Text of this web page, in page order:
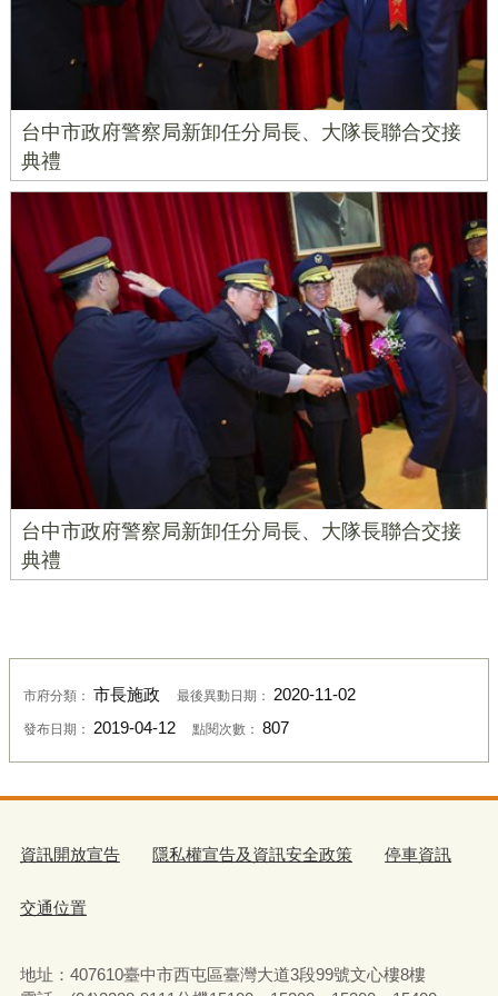
台中市政府警察局新卸任分局長、大隊長聯合交接
典禮
台中市政府警察局新卸任分局長、大隊長聯合交接
典禮
市府分類： 市長施政 最後異動日期： 2020-11-02
發布日期： 2019-04-12 點閱次數： 807
資訊開放宣告 隱私權宣告及資訊安全政策 停車資訊
交通位置
地址：407610臺中市西屯區臺灣大道3段99號文心樓8樓